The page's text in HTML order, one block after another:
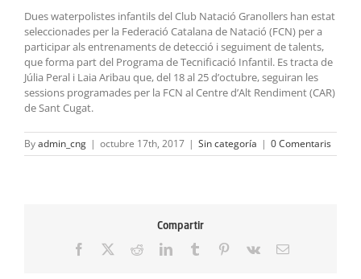
INFANTS
BLOG
EMPRESES
CONTACTE
Dues waterpolistes infantils del Club Natació Granollers han estat
seleccionades per la Federació Catalana de Natació (FCN) per a
participar als entrenaments de detecció i seguiment de talents,
que forma part del Programa de Tecnificació Infantil. Es tracta de
Júlia Peral i Laia Aribau que, del 18 al 25 d’octubre, seguiran les
sessions programades per la FCN al Centre d’Alt Rendiment (CAR)
de Sant Cugat.
Byadmin_cng | octubre 17th, 2017 | Sin categoría | 0 Comentaris
Compartir
Facebook RedditLinkedInTumblr Pinterest
Vk Email: